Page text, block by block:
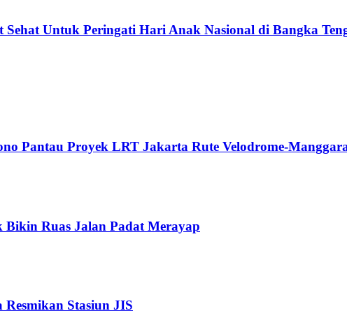
Untuk Peringati Hari Anak Nasional di Bangka
Pantau Proyek LRT Jakarta Rute Velodrome-
Ruas Jalan Padat Merayap
Stasiun JIS